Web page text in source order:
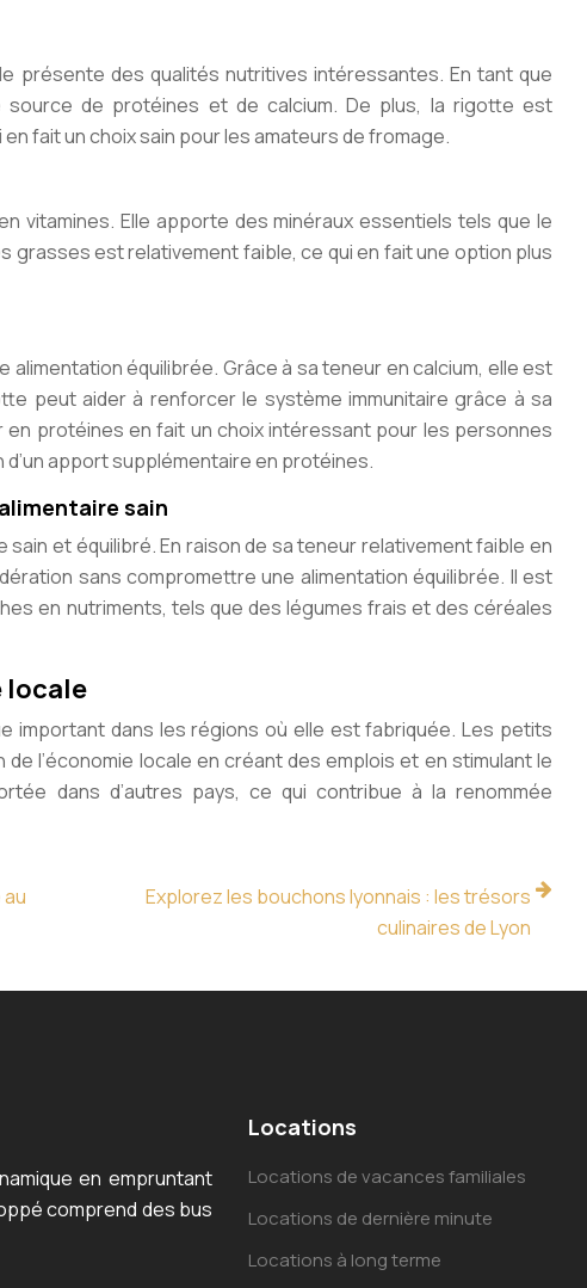
présente des qualités nutritives intéressantes. En tant que
de protéines et de calcium. De plus, la rigotte est
fait un choix sain pour les amateurs de fromage.
vitamines. Elle apporte des minéraux essentiels tels que le
grasses est relativement faible, ce qui en fait une option plus
équilibrée. Grâce à sa teneur en calcium, elle est
peut aider à renforcer le système immunitaire grâce à sa
protéines en fait un choix intéressant pour les personnes
apport supplémentaire en protéines.
sain
et équilibré. En raison de sa teneur relativement faible en
sans compromettre une alimentation équilibrée. Il est
en nutriments, tels que des légumes frais et des céréales
locale
important dans les régions où elle est fabriquée. Les petits
l’économie locale en créant des emplois et en stimulant le
dans d’autres pays, ce qui contribue à la renommée
Explorez les bouchons lyonnais : les trésors
culinaires de Lyon
en empruntant
comprend des bus
Locations
Locations de vacances familiales
Locations de dernière minute
Locations à long terme